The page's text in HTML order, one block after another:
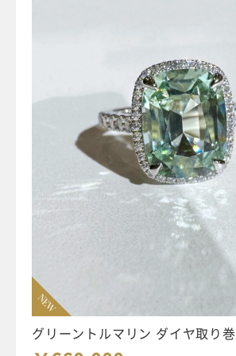
NEW
グリーントルマリン ダイヤ取り